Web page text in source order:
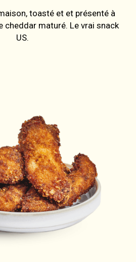
toasté et et présenté à
cheddar maturé. Le vrai snack
US.